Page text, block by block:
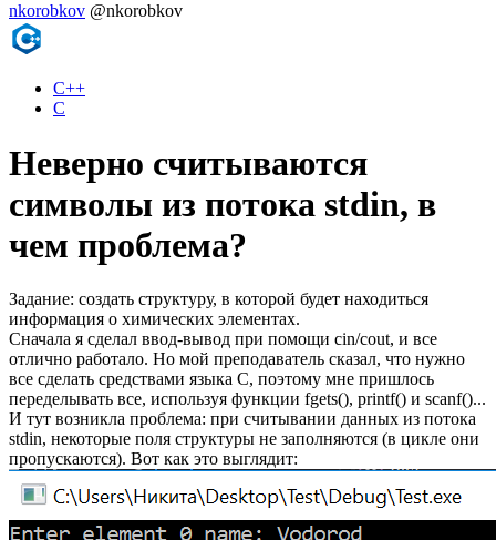
nkorobkov @nkorobkov
C++
C
Неверно считываются
символы из потока stdin, в
чем проблема?
Задание: создать структуру, в которой будет находиться
информация о химических элементах.
Сначала я сделал ввод-вывод при помощи cin/cout, и все
отлично работало. Но мой преподаватель сказал, что нужно
все сделать средствами языка C, поэтому мне пришлось
переделывать все, используя функции fgets(), printf() и scanf()...
И тут возникла проблема: при считывании данных из потока
stdin, некоторые поля структуры не заполняются (в цикле они
пропускаются). Вот как это выглядит: